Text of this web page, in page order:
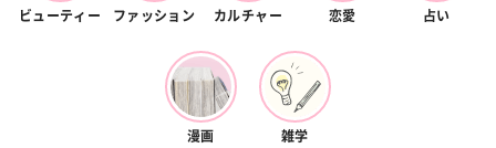
ビューティー ファッション カルチャー 恋愛 占い
漫画 雑学